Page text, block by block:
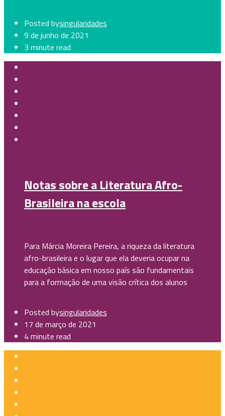
Posted bysingularidades
9 de junho de 2021
3 minute read
Notas sobre a Literatura Afro-
Brasileira na escola
Para Márcia Moreira Pereira, a riqueza da literatura
afro-brasileira e o lugar que ela deveria ocupar na
educação básica em nosso país são fundamentais
para a formação de uma visão crítica dos alunos
Posted bysingularidades
17 de março de 2021
4 minute read